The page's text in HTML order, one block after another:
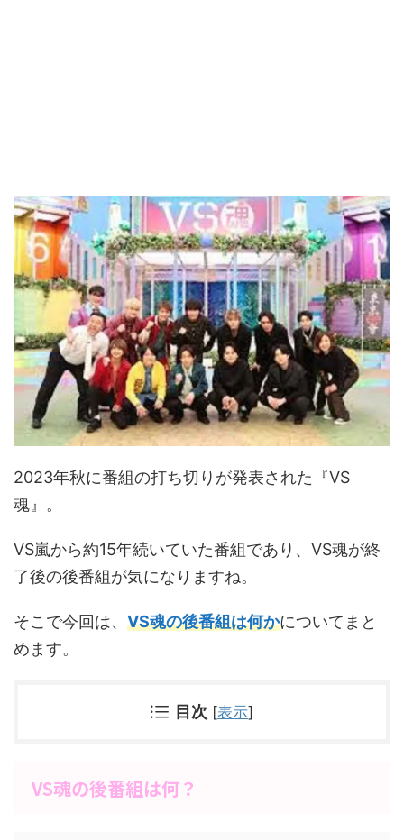
2023年秋に番組の打ち切りが発表された『VS
魂』。
VS嵐から約15年続いていた番組であり、VS魂が終
了後の後番組が気になりますね。
そこで今回は、 VS魂の後番組は何かについてまと
めます。
目次 [表示]
VS魂の後番組は何？